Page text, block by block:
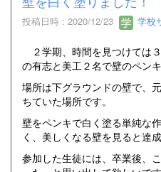
投稿日時 : 2020/12/23 学校
２学期、時間を見つけては
の有志と美工２名で壁のペン
場所は下グラウンドの壁で、
ちていた場所です。
壁をペンキで白く塗る単純な
く、美しくなる壁を見ると達
参加した生徒には、卒業後、